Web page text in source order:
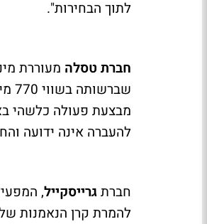
לתוך הבחירות".
חברת טסלה מעוררת
מבצעת פעולה כלשהי
להעברה אינה ידועה
חברתגרייסקייל,